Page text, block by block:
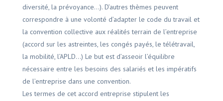
diversité, la prévoyance…). D’autres thèmes peuvent
correspondre à une volonté d’adapter le code du travail et
la convention collective aux réalités terrain de l’entreprise
(accord sur les astreintes, les congés payés, le télétravail,
la mobilité, l’APLD…) Le but est d’asseoir l’équilibre
nécessaire entre les besoins des salariés et les impératifs
de l’entreprise dans une convention.
Les termes de cet accord entreprise stipulent les